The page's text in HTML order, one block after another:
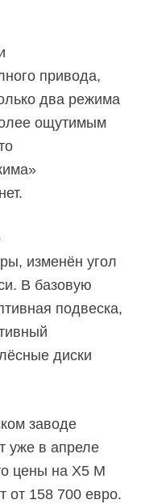
привода,
два режима
ощутимым
изменён угол
В базовую
подвеска,
диски
заводе
уже в апреле
цены на X5 M
от 158 700 евро.